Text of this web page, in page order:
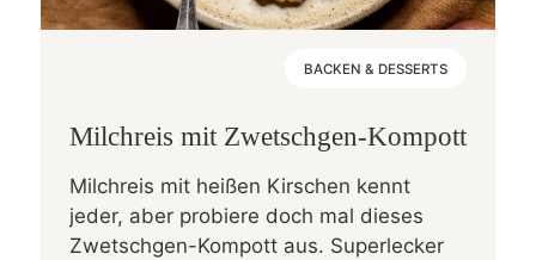
BACKEN & DESSERTS
Milchreis mit Zwetschgen-Kompott
Milchreis mit heißen Kirschen kennt
jeder, aber probiere doch mal dieses
Zwetschgen-Kompott aus. Superlecker